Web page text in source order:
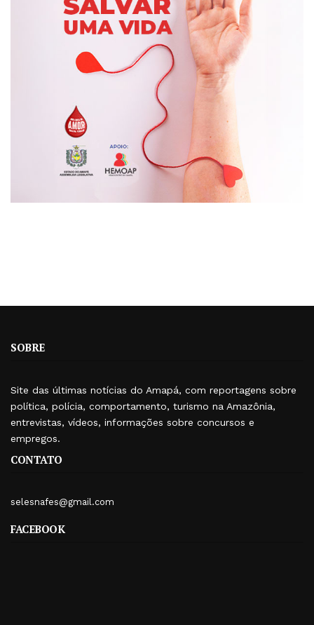
SOBRE
Site das últimas notícias do Amapá, com reportagens sobre
política, polícia, comportamento, turismo na Amazônia,
entrevistas, vídeos, informações sobre concursos e
empregos.
CONTATO
selesnafes@gmail.com
FACEBOOK